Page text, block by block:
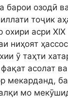
барои озодӣ
тоҷик
асри
ниҳоят
ӯ таҳти
асолат
мекарданд,
мо